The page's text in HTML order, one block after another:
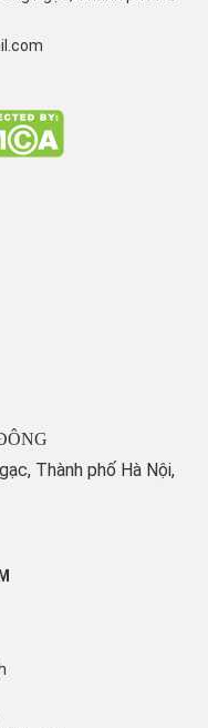
Thành phố Hà Nội,